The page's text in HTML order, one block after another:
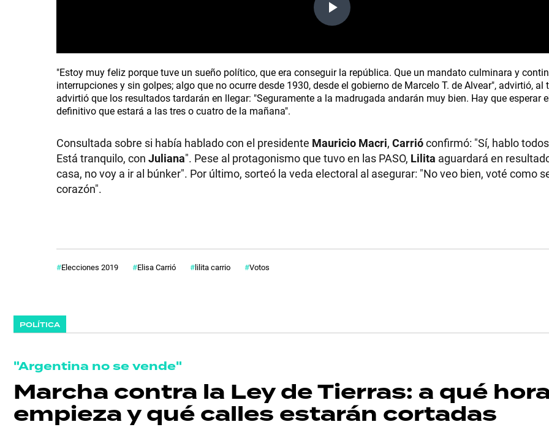
"Estoy muy feliz porque tuve un sueño político, que era conseguir la república. Que un mandato culminara y
interrupciones y sin golpes; algo que no ocurre desde 1930, desde el gobierno de Marcelo T. de Alvear", advirtió, al
advirtió que los resultados tardarán en llegar: "Seguramente a la madrugada andarán muy bien. Hay que esperar
definitivo que estará a las tres o cuatro de la mañana".
Consultada sobre si había hablado con el presidente Mauricio Macri, Carrióconfirmó: "Sí, hablo
Está tranquilo, con Juliana". Pese al protagonismo que tuvo en las PASO, Lilita aguardará en
casa, no voy a ir al búnker". Por último, sorteó la veda electoral al asegurar: "No veo bien, voté como
corazón".
Elecciones 2019 Elisa Carrió lilita carrio Votos
POLÍTICA
"Argentina no se vende"
Marcha contra la Ley de Tierras: a qué
empieza y qué calles estarán cortadas
SHOW
POLÍTICA
PALABRAS
HORÓSCOPO